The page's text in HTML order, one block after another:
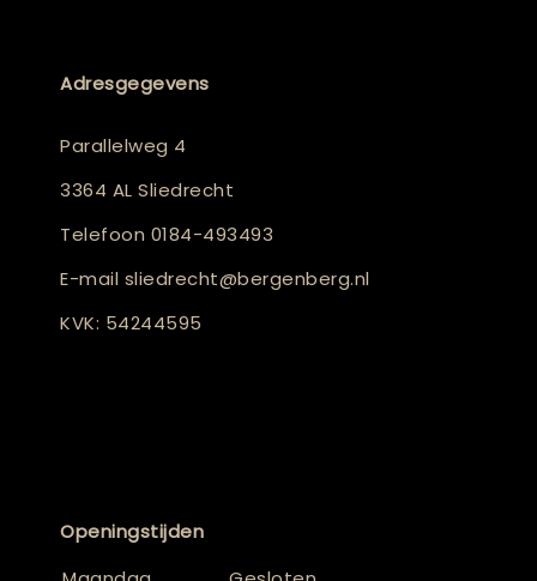
Adresgegevens
Parallelweg 4
3364 AL Sliedrecht
Telefoon 0184-493493
E-mail sliedrecht@bergenberg.nl
KVK: 54244595
Openingstijden